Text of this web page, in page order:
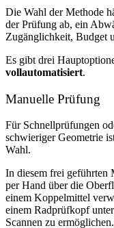
Die Wahl der Methode
der Prüfung ab, ein
Zugänglichkeit, Budget
Es gibt drei
vollautomatisiert.
Manuelle Prüfung
Für Schnellprüfungen
schwieriger Geometrie
Wahl.
In diesem frei geführten
per Hand über die
einem Koppelmittel
einem Radprüfkopf
Scannen zu ermöglichen.